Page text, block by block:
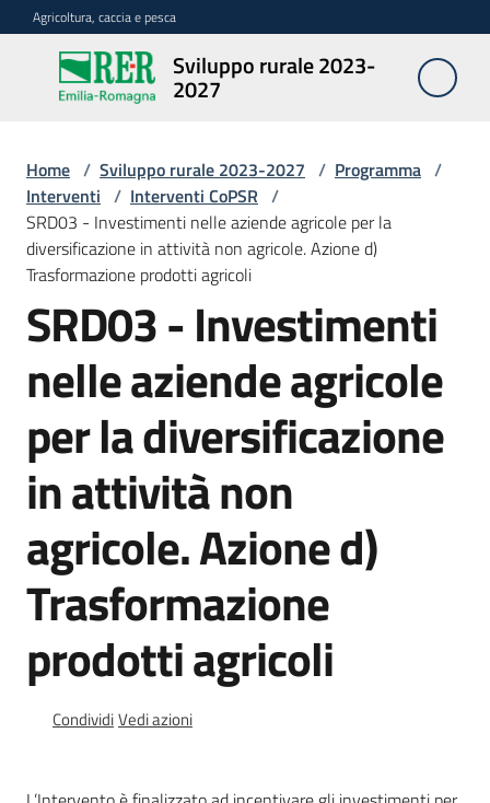
Vai al contenuto
Vai alla navigazione
Vai al footer
Agricoltura, caccia e pesca
Sviluppo rurale 2023-
2027
Sviluppo
rurale
2027
Programma
Opportunità
Disposizioni
attuative
regionali
Normativa
Newsletter
Home / Sviluppo rurale 2023-2027 / Programma /
Interventi / Interventi CoPSR /
SRD03 - Investimenti nelle aziende agricole per la
diversificazione in attività non agricole. Azione d)
Trasformazione prodotti agricoli
SRD03 - Investimenti
nelle aziende agricole
per la diversificazione
in attività non
agricole. Azione d)
Trasformazione
prodotti agricoli
CondividiVedi azioni